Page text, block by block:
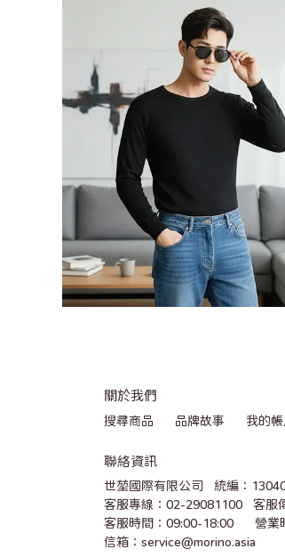
關於我們
搜尋商品 品牌故事 我的帳
聯絡資訊
世堃國際有限公司   統編：
客服專線：02-29081100   客服
客服時間：09:00-18:00      營業
信箱：service@morino.asia